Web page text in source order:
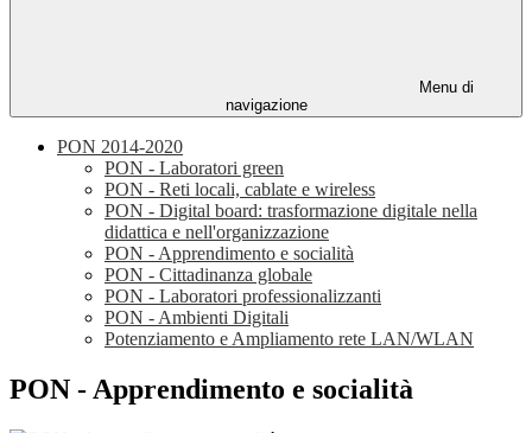
Menu di
navigazione
PON 2014-2020
PON - Laboratori green
PON - Reti locali, cablate e wireless
PON - Digital board: trasformazione digitale nella
didattica e nell'organizzazione
PON - Apprendimento e socialità
PON - Cittadinanza globale
PON - Laboratori professionalizzanti
PON - Ambienti Digitali
Potenziamento e Ampliamento rete LAN/WLAN
PON - Apprendimento e socialità